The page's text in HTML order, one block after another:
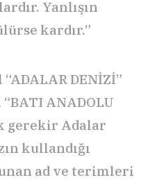
Yanlışın
kardır.”
DENİZİ”
ANADOLU
gerekir Adalar
kullandığı
ad ve terimleri